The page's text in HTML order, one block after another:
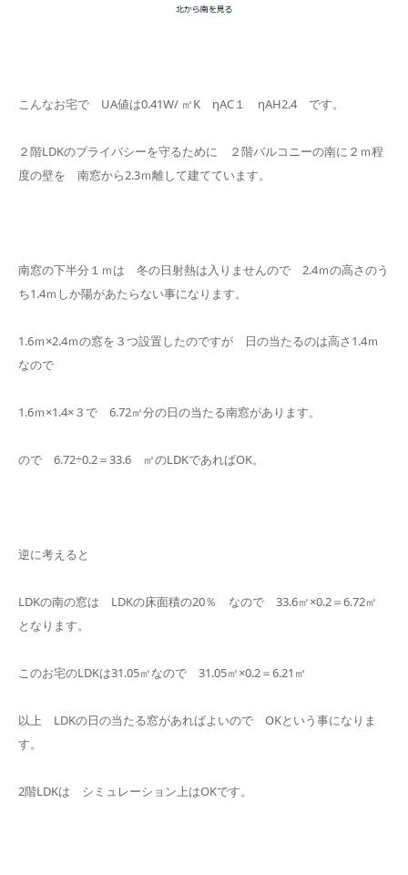
こんなお宅で UA値は0.41W/ ㎡K ηAC１ ηAH2.4 です。
２階LDKのプライバシーを守るために ２階バルコニーの南に２ｍ程
度の壁を 南窓から2.3ｍ離して建てています。
南窓の下半分１ｍは 冬の日射熱は入りませんので 2.4ｍの高さのう
ち1.4ｍしか陽があたらない事になります。
1.6ｍ×2.4ｍの窓を３つ設置したのですが 日の当たるのは高さ1.4ｍ
なので
1.6ｍ×1.4×３で 6.72㎡分の日の当たる南窓があります。
ので 6.72÷0.2＝33.6 ㎡のLDKであればOK。
逆に考えると
LDKの南の窓は LDKの床面積の20％ なので 33.6㎡×0.2＝6.72㎡
となります。
このお宅のLDKは31.05㎡なので 31.05㎡×0.2＝6.21㎡
以上 LDKの日の当たる窓があればよいので OKという事になりま
す。
2階LDKは シミュレーション上はOKです。